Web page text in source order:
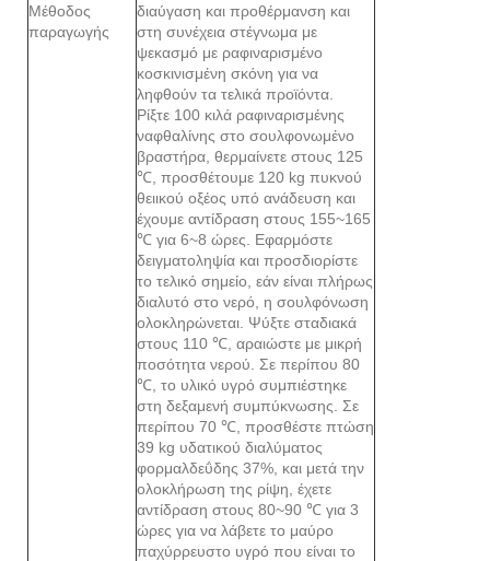
Μέθοδος
παραγωγής
διαύγαση και προθέρμανση και
στη συνέχεια στέγνωμα με
ψεκασμό με ραφιναρισμένο
κοσκινισμένη σκόνη για να
ληφθούν τα τελικά προϊόντα.
Ρίξτε 100 κιλά ραφιναρισμένης
ναφθαλίνης στο σουλφονωμένο
βραστήρα, θερμαίνετε στους 125
℃, προσθέτουμε 120 kg πυκνού
θειικού οξέος υπό ανάδευση και
έχουμε αντίδραση στους 155~165
℃ για 6~8 ώρες. Εφαρμόστε
δειγματοληψία και προσδιορίστε
το τελικό σημείο, εάν είναι πλήρως
διαλυτό στο νερό, η σουλφόνωση
ολοκληρώνεται. Ψύξτε σταδιακά
στους 110 ℃, αραιώστε με μικρή
ποσότητα νερού. Σε περίπου 80
℃, το υλικό υγρό συμπιέστηκε
στη δεξαμενή συμπύκνωσης. Σε
περίπου 70 ℃, προσθέστε πτώση
39 kg υδατικού διαλύματος
φορμαλδεΰδης 37%, και μετά την
ολοκλήρωση της ρίψη, έχετε
αντίδραση στους 80~90 ℃ για 3
ώρες για να λάβετε το μαύρο
παχύρρευστο υγρό που είναι το